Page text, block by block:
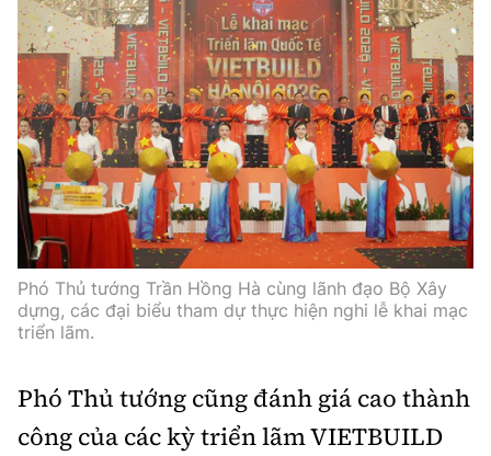
Phó Thủ tướng Trần Hồng Hà cùng lãnh đạo Bộ Xây
dựng, các đại biểu tham dự thực hiện nghi lễ khai mạc
triển lãm.
Phó Thủ tướng cũng đánh giá cao thành
công của các kỳ triển lãm VIETBUILD